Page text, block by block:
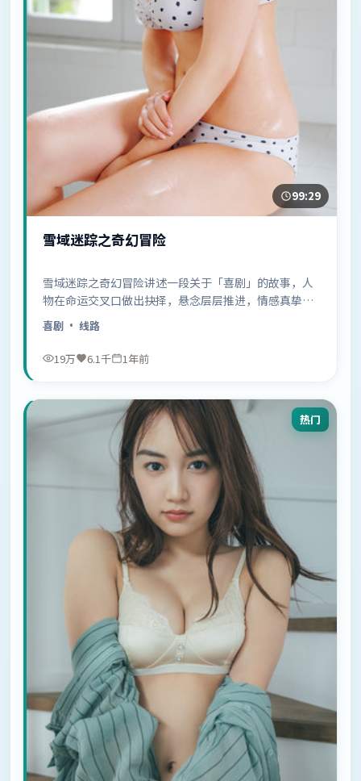
99:29
雪域迷踪之奇幻冒险
雪域迷踪之奇幻冒险讲述一段关于「喜剧」的故事，人
物在命运交叉口做出抉择，悬念层层推进，情感真挚动
人……
喜剧 · 线路
19万 6.1千 1年前
热门